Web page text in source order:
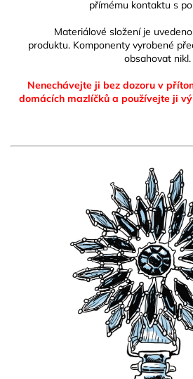
přímému kontaktu s
Materiálové složení je
produktu. Komponenty vyrobené
obsahovat nikl.
Nenechávejte ji bez dozoru v
domácích mazlíčků a používejte ji